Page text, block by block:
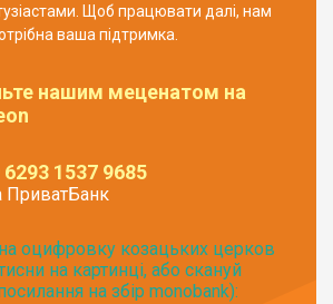
Щоб працювати далі, нам
ваша підтримка.
нашим меценатом на
6293 1537 9685
ПриватБанк
оцифровку козацьких церков
на картинці, або скануй
на збір monobank):